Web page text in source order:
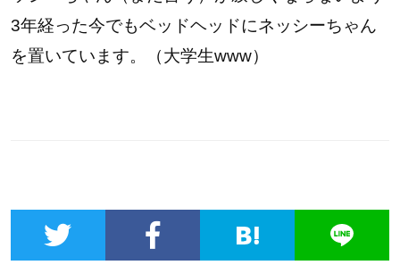
3年経った今でもベッドヘッドにネッシーちゃん
を置いています。（大学生www）